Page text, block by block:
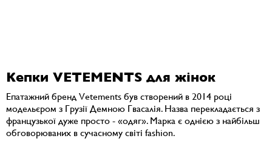
Кепки VETEMENTS для жінок
Епатажний бренд Vetements був створений в 2014 році
модельєром з Грузії Демною Гвасалія. Назва перекладається з
французької дуже просто - «одяг». Марка є однією з найбільш
обговорюваних в сучасному світі fashion.